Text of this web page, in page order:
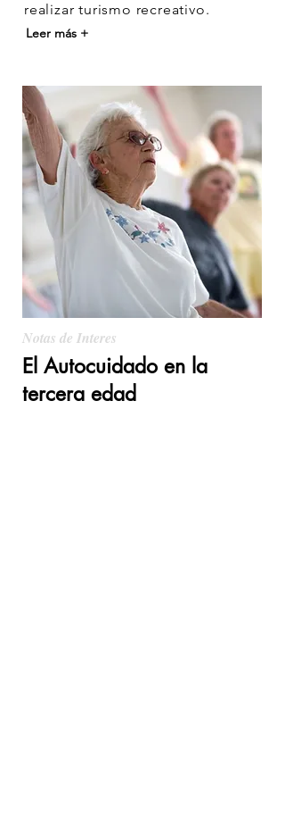
realizar turismo recreativo.
Leer más +
Notas de Interes
El Autocuidado en la
tercera edad